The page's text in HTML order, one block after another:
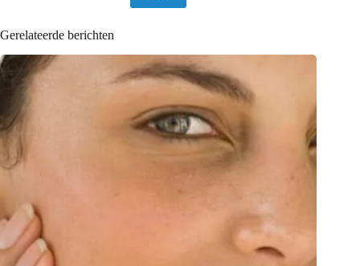
Gerelateerde berichten